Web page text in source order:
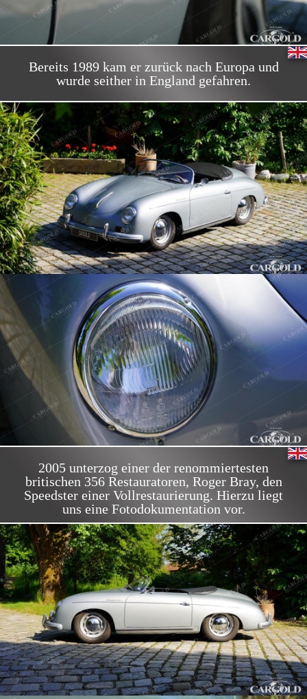
Bereits 1989 kam er zurück nach Europa und
wurde seither in England gefahren.
2005 unterzog einer der renommiertesten
britischen 356 Restauratoren, Roger Bray, den
Speedster einer Vollrestaurierung. Hierzu liegt
uns eine Fotodokumentation vor.